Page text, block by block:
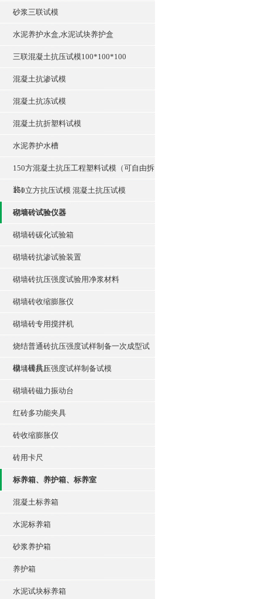
砂浆三联试模
水泥养护水盒,水泥试块养护盒
三联混凝土抗压试模100*100*100
混凝土抗渗试模
混凝土抗冻试模
混凝土抗折塑料试模
水泥养护水槽
150方混凝土抗压工程塑料试模（可自由拆
装）
150立方抗压试模 混凝土抗压试模
砌墙砖试验仪器
砌墙砖碳化试验箱
砌墙砖抗渗试验装置
砌墙砖抗压强度试验用净浆材料
砌墙砖收缩膨胀仪
砌墙砖专用搅拌机
烧结普通砖抗压强度试样制备一次成型试
模（模具）
砌墙砖抗压强度试样制备试模
砌墙砖磁力振动台
红砖多功能夹具
砖收缩膨胀仪
砖用卡尺
标养箱、养护箱、标养室
混凝土标养箱
水泥标养箱
砂浆养护箱
养护箱
水泥试块标养箱